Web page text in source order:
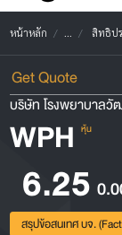
หน้าหลัก ... สิทธิป
บริษัท โรงพยาบาล
WPH หุ้น
6.25
สรุปข้อสนเทศ บจ.